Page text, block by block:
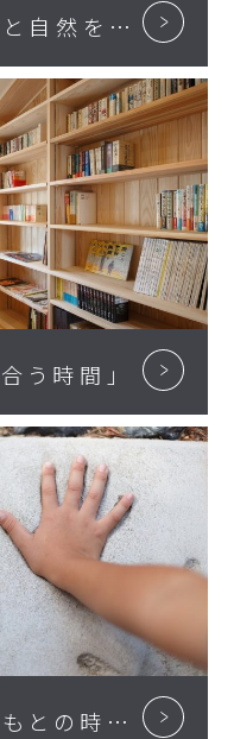
日々の風景.05「季節と自然を感じる暮らし」
う時間」
日々の風景.03「子どもとの時間」